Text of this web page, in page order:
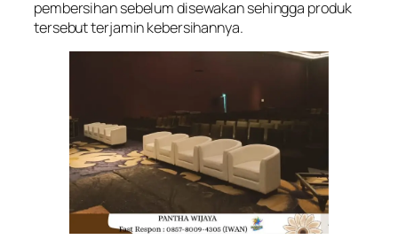
pembersihan sebelum disewakan sehingga produk
tersebut terjamin kebersihannya.